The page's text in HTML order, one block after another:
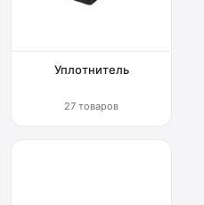
Уплотнитель
27 товаров